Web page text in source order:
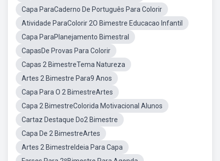
Capa ParaCaderno De Português Para Colorir
Atividade ParaColorir 2O Bimestre Educacao Infantil
Capa ParaPlanejamento Bimestral
CapasDe Provas Para Colorir
Capas 2 BimestreTema Natureza
Artes 2 Bimestre Para9 Anos
Capa Para O 2 BimestreArtes
Capa 2 BimestreColorida Motivacional Alunos
Cartaz Destaque Do2 Bimestre
Capa De 2 BimestreArtes
Artes 2 BimestreIdeia Para Capa